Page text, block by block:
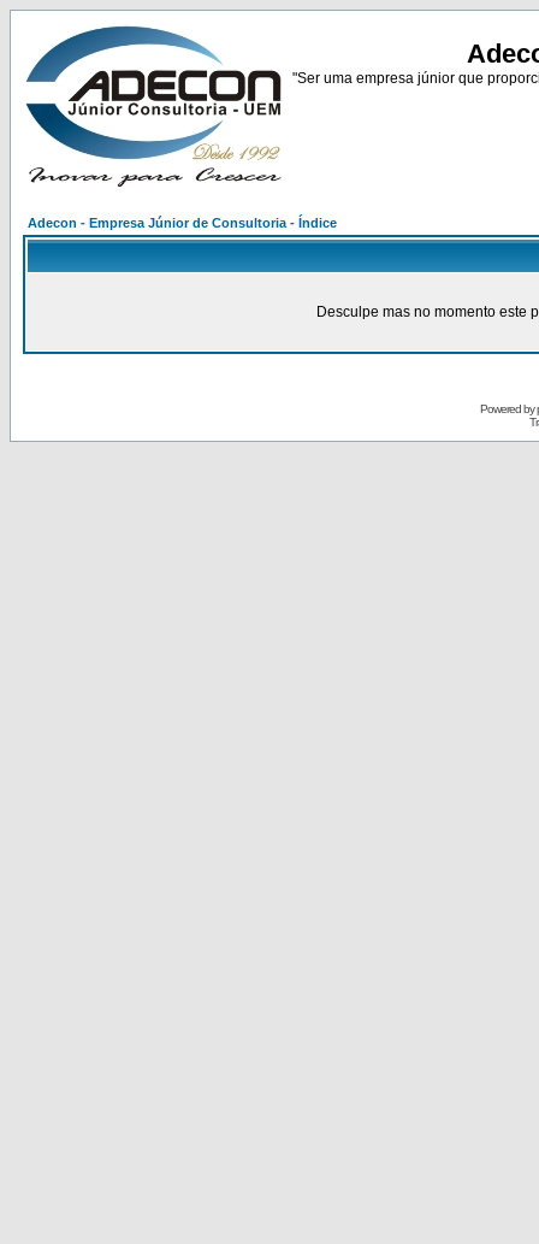
"Ser uma empresa júnior que
Adecon - Empresa Júnior de Consultoria - Índice
Desculpe mas no momento este
Powered by